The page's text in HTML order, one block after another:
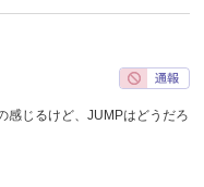
感じるけど、JUMPはどうだろ